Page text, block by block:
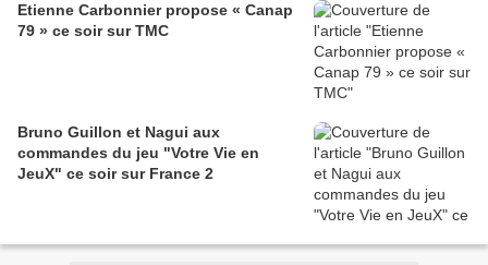
Etienne Carbonnier propose « Canap
79 » ce soir sur TMC
Bruno Guillon et Nagui aux
commandes du jeu "Votre Vie en
JeuX" ce soir sur France 2